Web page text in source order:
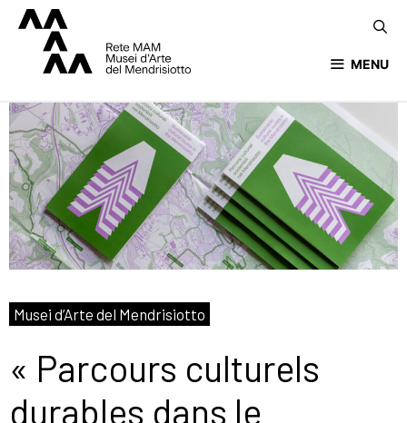
MENU
Musei d’Arte del Mendrisiotto
« Parcours culturels
durables dans le